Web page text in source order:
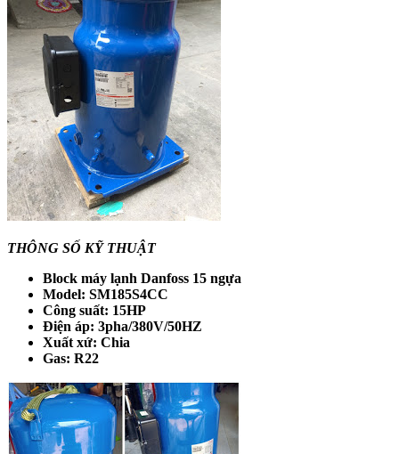
THÔNG SỐ KỸ THUẬT
Block máy lạnh Danfoss 15 ngựa
Model: SM185S4CC
Công suất: 15HP
Điện áp: 3pha/380V/50HZ
Xuất xứ: Chia
Gas: R22